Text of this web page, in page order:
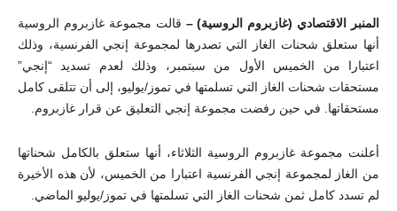
المنبر الاقتصادي (غازبروم الروسية) – قالت مجموعة غازبروم الروسية
أنها ستعلق شحنات الغاز التي تصدرها لمجموعة إنجي الفرنسية، وذلك
اعتبارا من الخميس الأول من سبتمبر، وذلك لعدم تسديد “إنجي”
مستحقات شحنات الغاز التي تسلمتها في تموز/يوليو، إلى أن تتلقى كامل
مستحقاتها. في حين رفضت مجموعة إنجي التعليق عن قرار غازبروم.
أعلنت مجموعة غازبروم الروسية الثلاثاء، أنها ستعلق بالكامل شحناتها
من الغاز لمجموعة إنجي الفرنسية اعتبارا من الخميس، لأن هذه الأخيرة
لم تسدد كامل ثمن شحنات الغاز التي تسلمتها في تموز/يوليو الماضي.